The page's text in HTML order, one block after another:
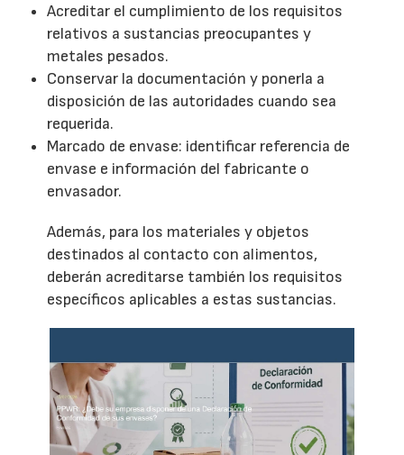
Acreditar el cumplimiento de los requisitos
relativos a sustancias preocupantes y
metales pesados.
Conservar la documentación y ponerla a
disposición de las autoridades cuando sea
requerida.
Marcado de envase: identificar referencia de
envase e información del fabricante o
envasador.
Además, para los materiales y objetos
destinados al contacto con alimentos,
deberán acreditarse también los requisitos
específicos aplicables a estas sustancias.